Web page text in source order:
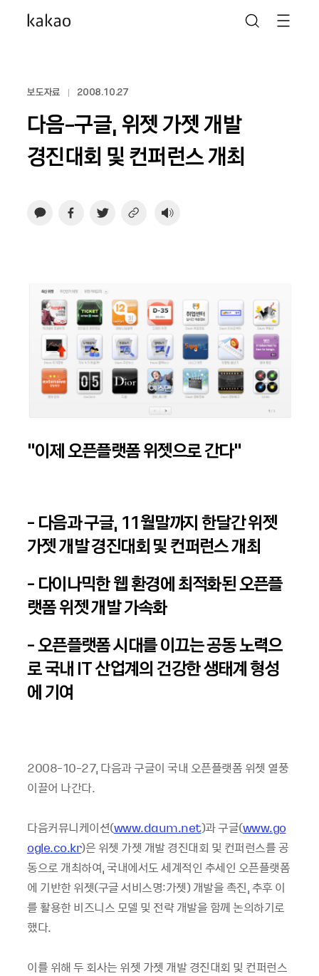
보도자료 2008.10.27
다음-구글, 위젯 가젯 개발
경진대회 및 컨퍼런스 개최
“이제 오픈플랫폼 위젯으로 간다”
- 다음과 구글, 11월말까지 한달간 위젯
가젯 개발 경진대회 및 컨퍼런스 개최
- 다이나믹한 웹 환경에 최적화된 오픈플
랫폼 위젯 개발 가속화
- 오픈플랫폼 시대를 이끄는 공동 노력으
로 국내 IT 산업계의 건강한 생태계 형성
에 기여
2008-10-27, 다음과 구글이 국내 오픈플랫폼 위젯 열풍
이끌어 나간다.
다음커뮤니케이션(www.daum.net)과 구글(www.go
ogle.co.kr)은 위젯 가젯 개발 경진대회 및 컨퍼런스를 공
동으로 개최하여, 국내에서도 세계적인 추세인 오픈플랫폼
에 기반한 위젯(구글 서비스명:가젯) 개발을 촉진, 추후 이
를 활용한 비즈니스 모델 및 전략 개발을 함께 논의하기로
했다.
이를 위해 두 회사는 위젯 가젯 개발 경진대회 및 컨퍼런스